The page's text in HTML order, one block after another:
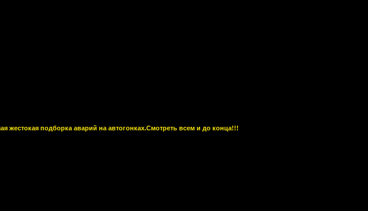
жестокая подборка аварий на автогонках.Смотреть всем и до конца!!!